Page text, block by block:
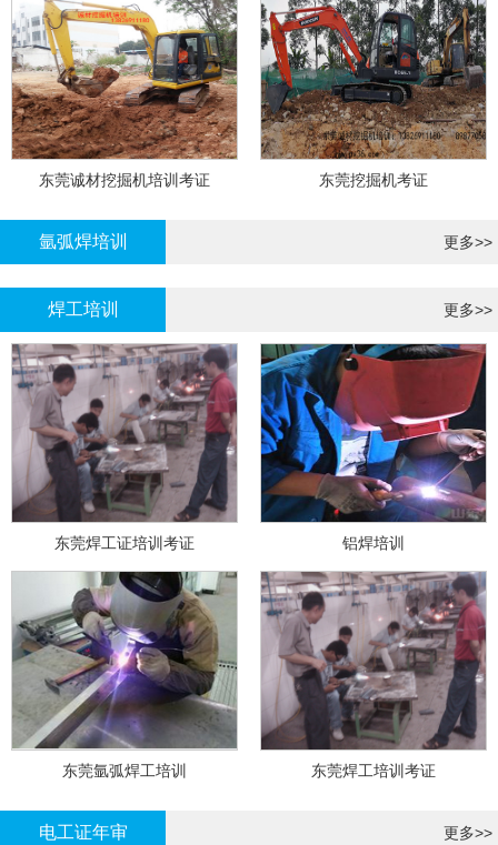
东莞诚材挖掘机培训考证 东莞挖掘机考证
氩弧焊培训 更多>>
焊工培训 更多>>
东莞焊工证培训考证 铝焊培训
东莞氩弧焊工培训 东莞焊工培训考证
电工证年审 更多>>